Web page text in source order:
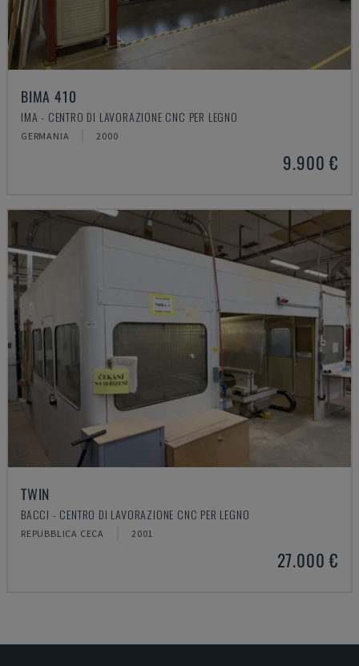
BIMA 410
IMA - CENTRO DI LAVORAZIONE CNC PER LEGNO
GERMANIA 2000
9.900 €
TWIN
BACCI - CENTRO DI LAVORAZIONE CNC PER LEGNO
REPUBBLICA CECA 2001
27.000 €